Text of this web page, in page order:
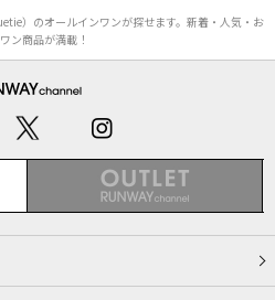
）のオールインワンが探せます。新着・人気・お
ン商品が満載！